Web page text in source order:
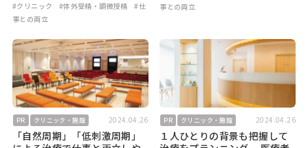
#クリニック #体外受精・顕微授精
#仕
事との両立
事との両立
PR クリニック・施設 2024.04.26
「自然周期」「低刺激周期」
PR クリニック・施設 2024.04.26
１人ひとりの背景も把握して